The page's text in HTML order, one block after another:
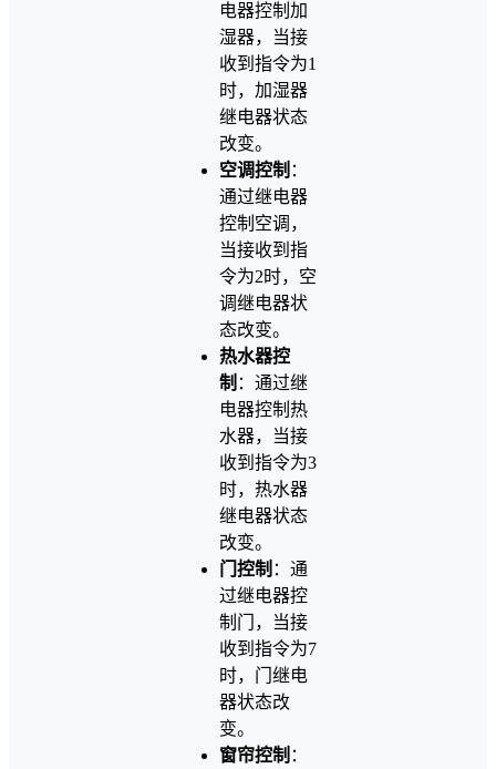
电器控制加
湿器，当接
收到指令为1
时，加湿器
继电器状态
改变。
空调控制 ：
通过继电器
控制空调，
当接收到指
令为2时，空
调继电器状
态改变。
热水器控
制 ：通过继
电器控制热
水器，当接
收到指令为3
时，热水器
继电器状态
改变。
门控制 ：通
过继电器控
制门，当接
收到指令为7
时，门继电
器状态改
变。
窗帘控制 ：